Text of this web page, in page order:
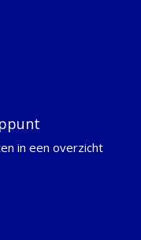
in een overzicht